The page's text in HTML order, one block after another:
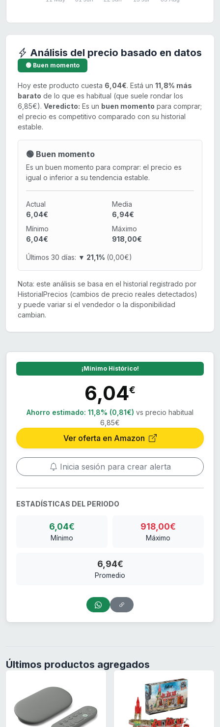
Análisis del precio basado en datos
🟢 Buen momento
Hoy este producto cuesta 6,04€. Está un 11,8% más
barato de lo que es habitual (que suele rondar los
6,85€). Veredicto: Es un buen momento para comprar;
el precio es competitivo comparado con su historial
estable.
🟢 Buen momento
Es un buen momento para comprar: el precio es
igual o inferior a su tendencia estable.
Actual
6,04€
Media
6,94€
Mínimo
6,04€
Máximo
918,00€
Últimos 30 días: ▼ 21,1% (0,00€)
Nota: este análisis se basa en el historial registrado por
HistorialPrecios (cambios de precio reales detectados)
y puede variar si el vendedor o la disponibilidad
cambian.
¡Mínimo Histórico!
6,04€
Ahorro estimado: 11,8% (0,81€) vs precio habitual
6,85€
Ver oferta en Amazon
Inicia sesión para crear alerta
ESTADÍSTICAS DEL PERIODO
6,04€
Mínimo
918,00€
Máximo
6,94€
Promedio
Últimos productos agregados